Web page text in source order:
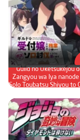
Guild no Uketsukejou
Zangyou wa Iya nanode
Solo Toubatsu Shiyou to